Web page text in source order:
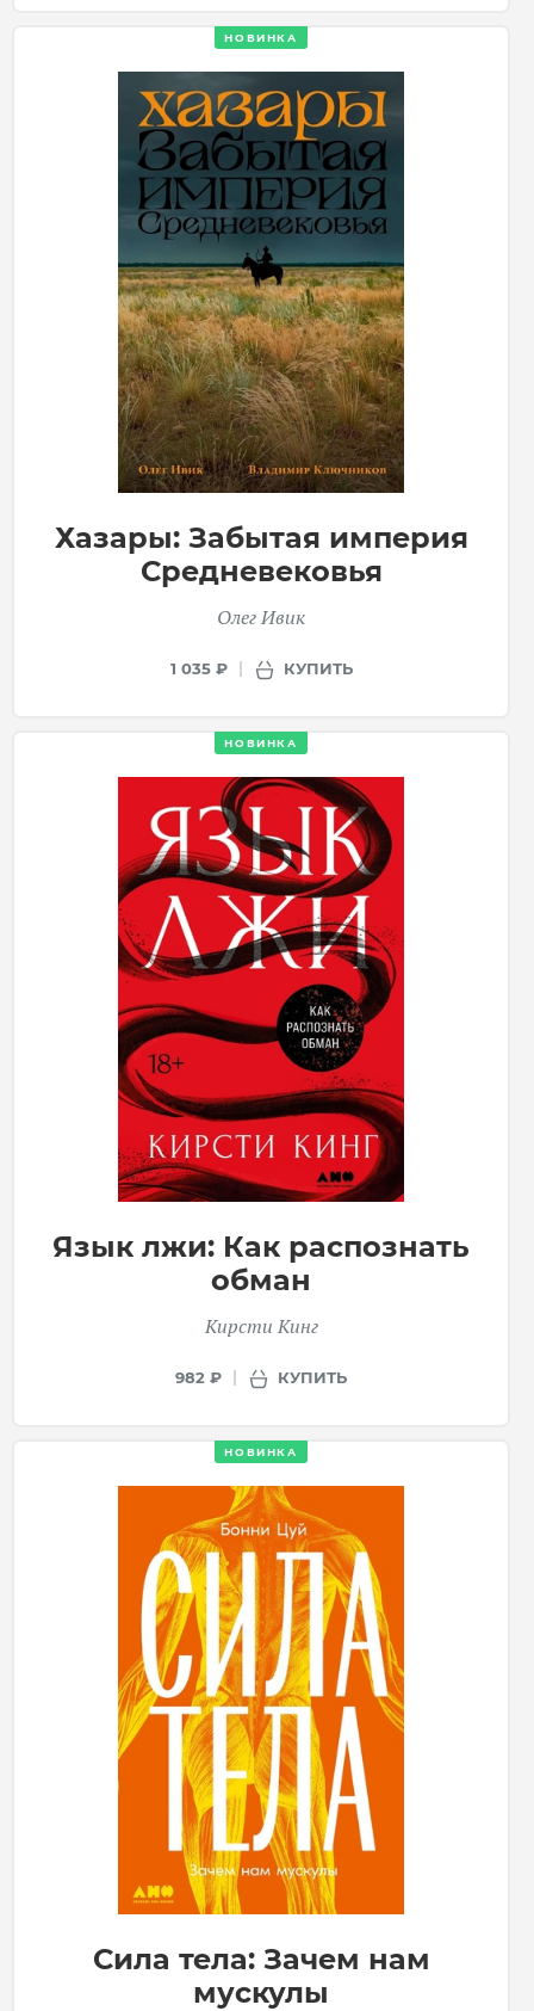
НОВИНКА
Хазары: Забытая империя
Средневековья
Олег Ивик
1 035 ₽ КУПИТЬ
НОВИНКА
Язык лжи: Как распознать
обман
Кирсти Кинг
982 ₽ КУПИТЬ
НОВИНКА
Сила тела: Зачем нам
мускулы